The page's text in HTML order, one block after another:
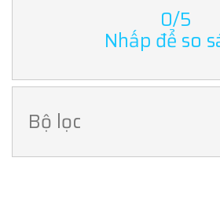
0/5
Nhấp để so
Bộ lọc